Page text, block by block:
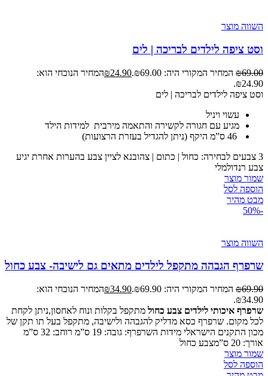
השווה מוצר
וסט ציפה לילדים לבריכה | לים
₪69.00 המחיר המקורי היה: ₪69.00. ₪24.90
המחיר הנוכחי הוא:
₪24.90.
וסט ציפה לילדים לבריכה | לים
עשוי ויניל
מגיע עם חגורה לקשירה והתאמה מירבית למידות הילד
3 צבעים לבחירה: כחול | כתום | צהובנא לציין צבע בהערות אחרת יגיע
צבע רנדולמלי
שמור מוצר
הוספה לסל
מבט מהיר
-50%
השווה מוצר
שרפרף הגבהה מתקפל לילדים מתאים גם לישיבה- צבע כחול
₪69.90 המחיר המקורי היה: ₪69.90. ₪34.90
המחיר הנוכחי הוא:
₪34.90.
שרפרף איכותי לילדים צבע כחול מתקפל בקלות ונוח לאחסון,ניתן לקחת
לכל מקום. שרפרף כסא מדליק להגבהה ולישיבה, מתקפל בעל תו תקן של
מכון התקנים הישראלי מידות השרפרף: גובה: 19 ס”מ רוחב: 32 ס”מ
אורך: 20 ס”מצבע כחול
שמור מוצר
הוספה לסל